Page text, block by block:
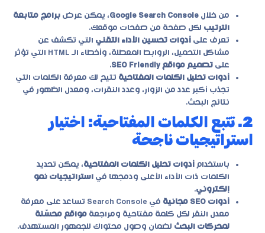
من خلال Google Search Console، يمكن عرض برامج متابعة
الترتيب لكل صفحة من صفحات موقعك.
تعرف على أدوات تحسين الأداء التقني التي تكشف عن
مشاكل التحميل، الروابط المعطلة، وأخطاء الـ HTML التي تؤثر
على تصميم مواقع SEO Friendly
.
أدوات تحليل الكلمات المفتاحية تتيح لك معرفة الكلمات التي
تجذب أكبر عدد من الزوار، وعدد النقرات، ومعدل الظهور في
نتائج البحث.
2. تتبع الكلمات المفتاحية: اختيار
استراتيجيات ناجحة
باستخدام أدوات تحليل الكلمات المفتاحية، يمكن تحديد
الكلمات ذات الأداء الأعلى ودمجها في استراتيجيات نمو
إلكتروني.
أدوات SEO مجانية
في Search Console تساعد على معرفة
معدل النقر لكل كلمة مفتاحية ومراجعة مواقع محسّنة
لمحركات البحث لضمان وصول محتواك للجمهور المستهدف.